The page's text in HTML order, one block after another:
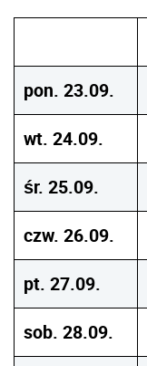
pon. 23.09.
wt. 24.09.
śr. 25.09.
czw. 26.09.
pt. 27.09.
sob. 28.09.